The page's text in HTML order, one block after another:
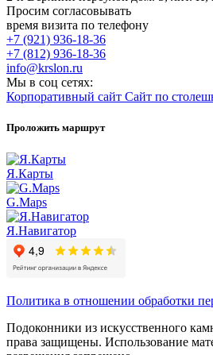
Просим согласовывать
время визита по телефону
+7 (921) 936-18-36
+7 (812) 936-18-36
info@krslon.ru
Мы в соц сетях:
Корпоративный сайт Сайт по
Проложить маршрут
Я.Карты
G.Maps
Я.Навигатор
Политика в отношении обработки
Подоконники из искусственного
права защищены. Использование